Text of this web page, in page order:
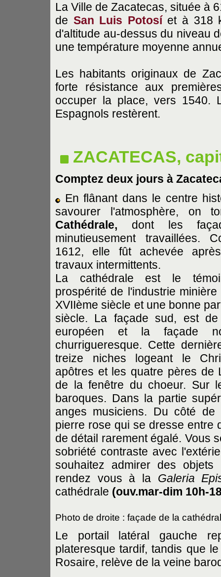
La Ville de Zacatecas, située à
de San Luis Potosíet à 318
d'altitude au-dessus du niveau
une température moyenne
Les habitants originaux de
forte résistance aux
occuper la place, vers 1540.
Espagnols restèrent.
ZACATECAS,
Comptez deux jours à
En flânant dans le centre
savourer l'atmosphère, on
Cathédrale, dont les
minutieusement travaillées.
1612, elle fût achevée
travaux intermittents.
La cathédrale est le
prospérité de l'industrie
XVIIème siècle et une bonne
siècle. La façade sud, est
européen et la façade
churrigueresque. Cette
treize niches logeant le
apôtres et les quatre pères de
de la fenêtre du choeur. Sur
baroques. Dans la partie
anges musiciens. Du côté
pierre rose qui se dresse entre
de détail rarement égalé. Vous
sobriété contraste avec
souhaitez admirer des objets
rendez vous à la Galeria
cathédrale (ouv.mar-dim 10h-
Photo de droite : façade de la
Le portail latéral gauche
plateresque tardif, tandis que
Rosaire, relève de la veine